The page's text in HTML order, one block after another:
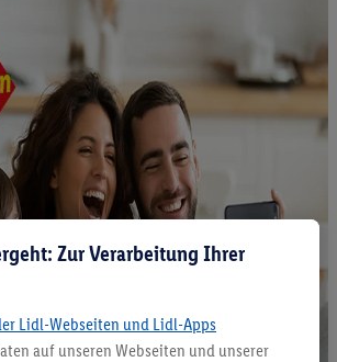
Zur Verarbeitung Ihrer
Lidl-Webseiten und Lidl-Apps
auf unseren Webseiten und unserer